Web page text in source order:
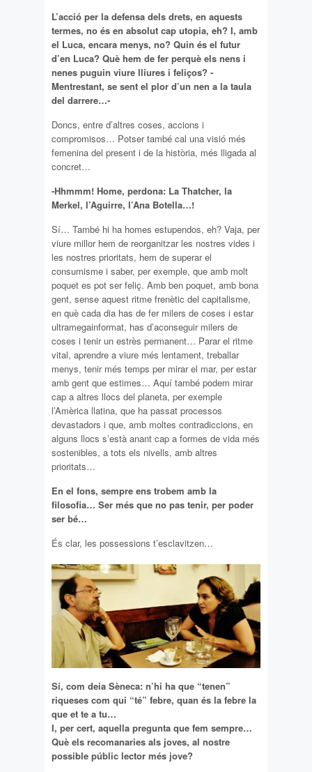
L’acció per la defensa dels drets, en aquests
termes, no és en absolut cap utopia, eh? I, amb
el Luca, encara menys, no? Quin és el futur
d’en Luca? Què hem de fer perquè els nens i
nenes puguin viure lliures i feliços? -
Mentrestant, se sent el plor d’un nen a la taula
del darrere…-
Doncs, entre d’altres coses, accions i
compromisos… Potser també cal una visió més
femenina del present i de la història, més lligada al
concret…
-Hhmmm! Home, perdona: La Thatcher, la
Merkel, l’Aguirre, l’Ana Botella…!
Sí… També hi ha homes estupendos, eh? Vaja, per
viure millor hem de reorganitzar les nostres vides i
les nostres prioritats, hem de superar el
consumisme i saber, per exemple, que amb molt
poquet es pot ser feliç. Amb ben poquet, amb bona
gent, sense aquest ritme frenètic del capitalisme,
en què cada dia has de fer milers de coses i estar
ultramegainformat, has d’aconseguir milers de
coses i tenir un estrès permanent… Parar el ritme
vital, aprendre a viure més lentament, treballar
menys, tenir més temps per mirar el mar, per estar
amb gent que estimes… Aquí també podem mirar
cap a altres llocs del planeta, per exemple
l’Amèrica llatina, que ha passat processos
devastadors i que, amb moltes contradiccions, en
alguns llocs s’està anant cap a formes de vida més
sostenibles, a tots els nivells, amb altres
prioritats…
En el fons, sempre ens trobem amb la
filosofia… Ser més que no pas tenir, per poder
ser bé…
És clar, les possessions t’esclavitzen…
Sí, com deia Sèneca: n’hi ha que “tenen”
riqueses com qui “té” febre, quan és la febre la
que et te a tu…
I, per cert, aquella pregunta que fem sempre…
Què els recomanaries als joves, al nostre
possible públic lector més jove?